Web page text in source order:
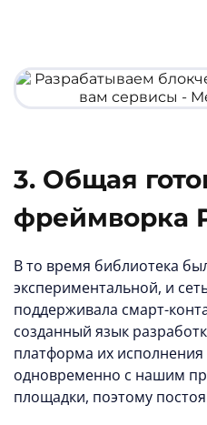
3. Общая
фреймворка
В то время библиотека
экспериментальной, и
поддерживала смарт-
созданный язык
платформа их
одновременно с нашим
площадки, поэтому